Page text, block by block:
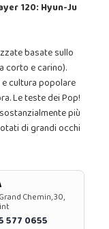
120: Hyun-Ju
basate sullo
corto e carino).
cultura popolare
Le teste dei Pop!
più
di grandi occhi
Chemin, 30,
577 0655